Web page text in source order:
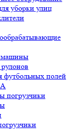
уборки улиц
машины
футбольных полей
погрузчики